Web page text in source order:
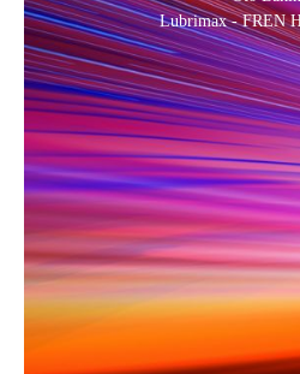
Lubrimax - FREN